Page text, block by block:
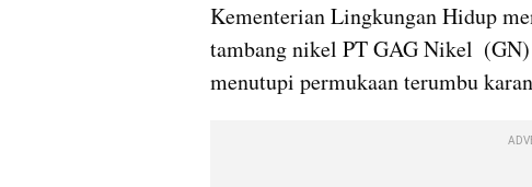
Kementerian Lingkungan Hidup
tambang nikel PT GAG Nikel
menutupi permukaan terumbu